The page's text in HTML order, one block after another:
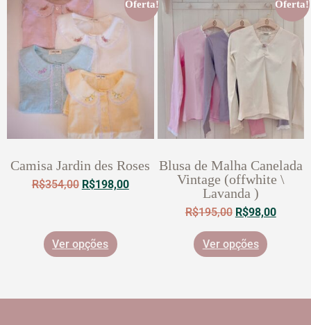
Oferta!
Camisa Jardin des Roses
R$354,00 R$198,00
Ver opções
Oferta!
Blusa de Malha Canelada
Vintage (offwhite \
Lavanda )
R$195,00 R$98,00
Ver opções